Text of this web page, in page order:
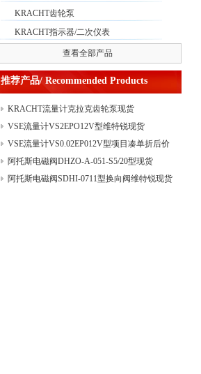
KRACHT齿轮泵
KRACHT指示器/二次仪表
查看全部产品
推荐产品/ Recommended Products
KRACHT流量计克拉克齿轮泵现货
VSE流量计VS2EPO12V型维特锐现货
VSE流量计VS0.02EP012V型项目凑单折后价
阿托斯电磁阀DHZO-A-051-S5/20型现货
阿托斯电磁阀SDHI-0711型换向阀维特锐现货